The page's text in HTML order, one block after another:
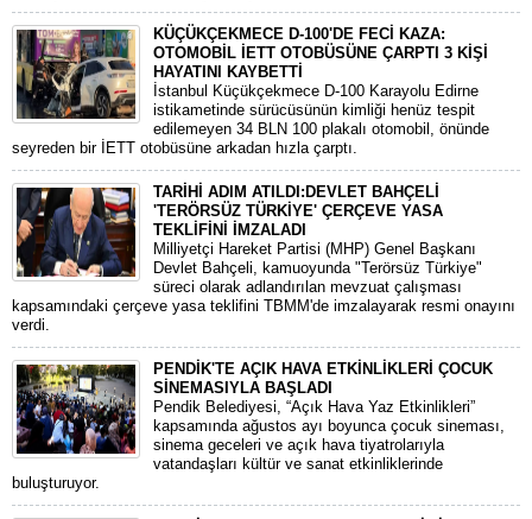
KÜÇÜKÇEKMECE D-100'DE FECİ KAZA:
OTOMOBİL İETT OTOBÜSÜNE ÇARPTI 3 KİŞİ
HAYATINI KAYBETTİ
​İstanbul Küçükçekmece D-100 Karayolu Edirne
istikametinde sürücüsünün kimliği henüz tespit
edilemeyen 34 BLN 100 plakalı otomobil, önünde
seyreden bir İETT otobüsüne arkadan hızla çarptı.
TARİHİ ADIM ATILDI:DEVLET BAHÇELİ
'TERÖRSÜZ TÜRKİYE' ÇERÇEVE YASA
TEKLİFİNİ İMZALADI
​Milliyetçi Hareket Partisi (MHP) Genel Başkanı
Devlet Bahçeli, kamuoyunda "Terörsüz Türkiye"
süreci olarak adlandırılan mevzuat çalışması
kapsamındaki çerçeve yasa teklifini TBMM'de imzalayarak resmi onayını
verdi.
PENDİK'TE AÇIK HAVA ETKİNLİKLERİ ÇOCUK
SİNEMASIYLA BAŞLADI
Pendik Belediyesi, “Açık Hava Yaz Etkinlikleri”
kapsamında ağustos ayı boyunca çocuk sineması,
sinema geceleri ve açık hava tiyatrolarıyla
vatandaşları kültür ve sanat etkinliklerinde
buluşturuyor.